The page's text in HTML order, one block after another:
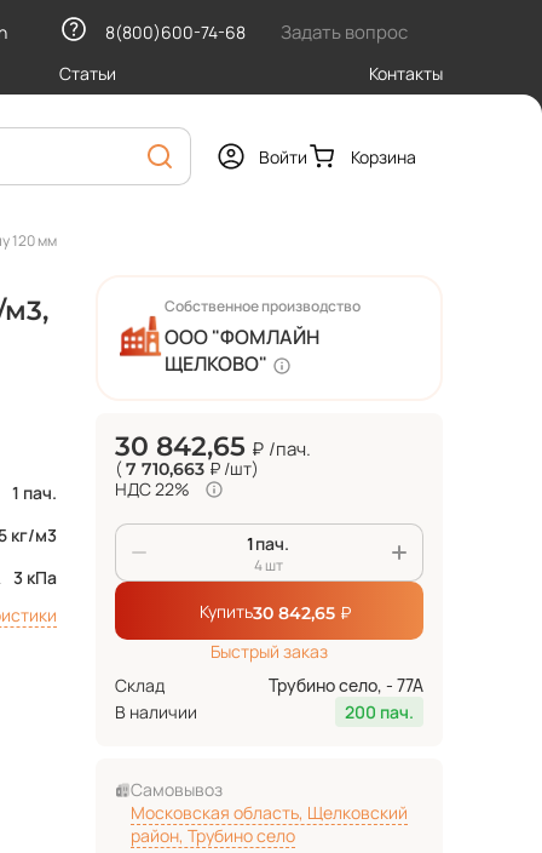
8(800)600-74-68 Задать вопрос
Статьи Контакты
Войти Корзина
120 мм
м3,
1 пач.
кг/м3
3 кПа
Собственное производство
ООО "ФОМЛАЙН
ЩЕЛКОВО"
30 842,65 ₽ /пач.
( 7 710,663 ₽ /шт)
НДС 22%
пач.
4 шт
Купить30 842,65 ₽
Быстрый заказ
Склад
Трубино село, - 77А
В наличии
200 пач.
Самовывоз
Московская область, Щелковский
район, Трубино село